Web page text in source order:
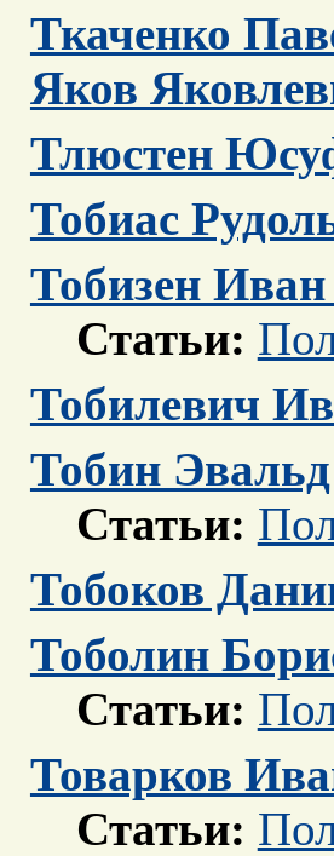
Ткаченко
Яков
Тлюстен
Тобиас
Тобизен
Статьи:
Тобилевич
Тобин
Статьи:
Тобоков
Тоболин
Статьи:
Товарков
Статьи: